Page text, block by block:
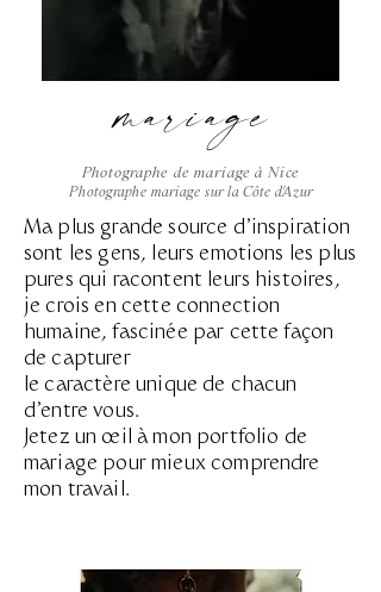
mariage
Photographe de mariage à Nice
Photographe mariage sur la Côte d'Azur
Ma plus grande source d'inspiration
sont les gens, leurs emotions les plus
pures qui racontent leurs histoires,
je crois en cette connection
humaine, fascinée par cette façon
de capturer
le caractère unique de chacun
d'entre vous.
Jetez un œil à mon portfolio de
mariage pour mieux comprendre
mon travail.